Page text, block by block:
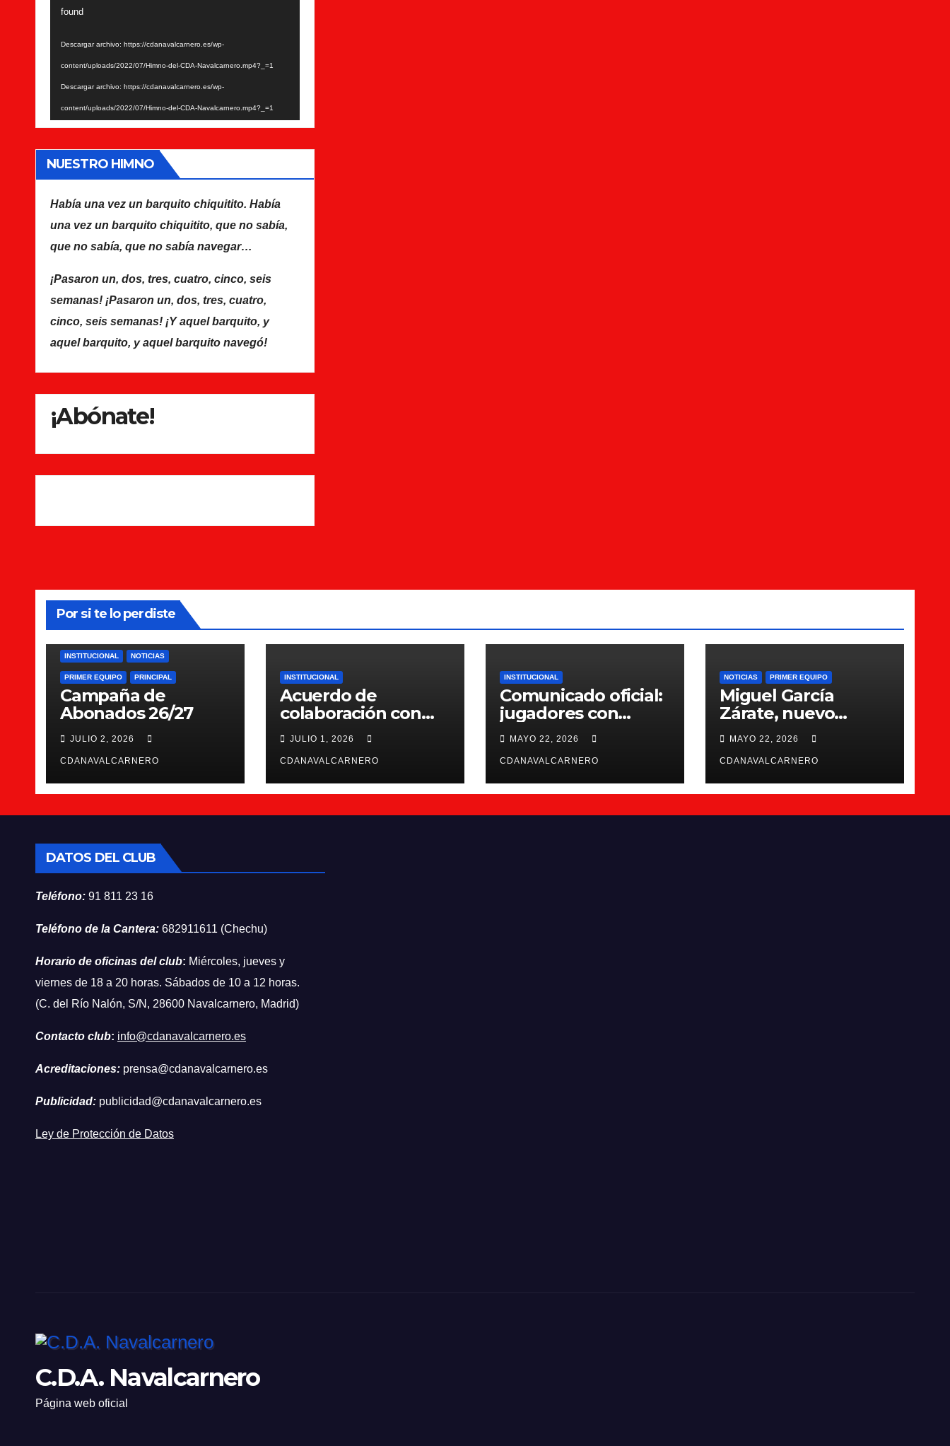
defound
Descargar archivo: https://cdanavalcarnero.es/wp-
content/uploads/2022/07/Himno-del-CDA-Navalcarnero.mp4?_=1
Descargar archivo: https://cdanavalcarnero.es/wp-
content/uploads/2022/07/Himno-del-CDA-Navalcarnero.mp4?_=1
NUESTRO HIMNO
Había una vez un barquito chiquitito. Había
una vez un barquito chiquitito, que no sabía,
que no sabía, que no sabía navegar…
¡Pasaron un, dos, tres, cuatro, cinco, seis
semanas! ¡Pasaron un, dos, tres, cuatro,
cinco, seis semanas! ¡Y aquel barquito, y
aquel barquito, y aquel barquito navegó!
¡Abónate!
Por si te lo perdiste
INSTITUCIONAL NOTICIAS
PRIMER EQUIPO PRINCIPAL
Campaña de
Abonados 26/27
JULIO 2, 2026
CDANAVALCARNERO
INSTITUCIONAL
Acuerdo de
colaboración con
Scientiffic Nutrition
JULIO 1, 2026
CDANAVALCARNERO
INSTITUCIONAL
Comunicado oficial:
jugadores con
contrato para la
26/27
MAYO 22, 2026
CDANAVALCARNERO
NOTICIAS PRIMER EQUIPO
Miguel García
Zárate, nuevo
entrenador del CDA
Navalcarnero
MAYO 22, 2026
CDANAVALCARNERO
DATOS DEL CLUB
Teléfono: 91 811 23 16
Teléfono de la Cantera: 682911611 (Chechu)
Horario de oficinas del club: Miércoles, jueves y
viernes de 18 a 20 horas. Sábados de 10 a 12 horas.
(C. del Río Nalón, S/N, 28600 Navalcarnero, Madrid)
Contacto club: info@cdanavalcarnero.es
Acreditaciones: prensa@cdanavalcarnero.es
Publicidad: publicidad@cdanavalcarnero.es
Ley de Protección de Datos
C.D.A. Navalcarnero
Página web oficial